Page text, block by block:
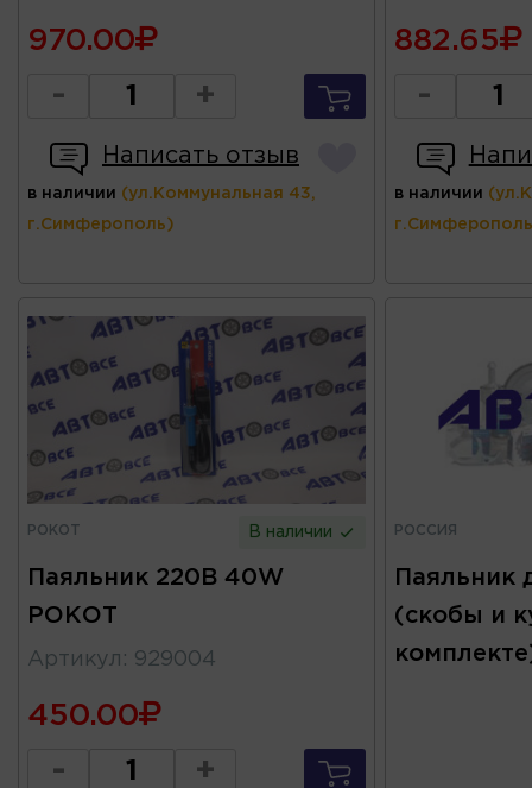
970.00
- +
Написать отзыв
в наличии (ул.Коммунальная 43,
г.Симферополь)
882.65
-
в наличии
РОКОТ В наличии
Паяльник 220В 40W
РОКОТ
Артикул : 929004
450.00
- +
РОССИЯ
Паяльник
(скобы и